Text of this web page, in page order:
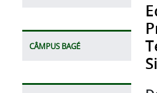
CÂMPUS BAGÉ